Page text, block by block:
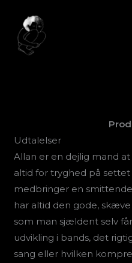
indholdet
Udtalelser
Allan er en dejlig mand
altid for tryghed på settet
medbringer en
har altid den gode,
som man sjældent selv
udvikling i bands, det
sang eller hvilken